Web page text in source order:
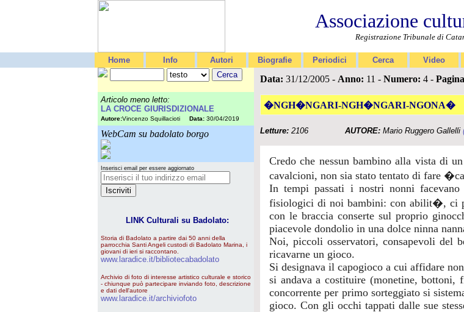
Associazione
Registrazione Tribunale di
Home Info Autori Biografie Periodici Cerca Video
Articolo meno letto:
LA CROCE GIURISDIZIONALE
Autore:Vincenzo Squillacioti Data: 30/04/2019
WebCam su badolato borgo
Inserisci email per essere aggiornato
LINK Culturali su Badolato:
Storia di Badolato a partire dai 50 anni della
parrocchia Santi Angeli custodi di Badolato Marina, i
giovani di ieri si raccontano.
www.laradice.it/bibliotecabadolato
Archivio di foto di interesse artistico culturale e storico
- chiunque può partecipare inviando foto, descrizione
e dati dell'autore
www.laradice.it/archiviofoto
Data: 31/12/2005 - Anno: 11 - Numero: 4 -
�NGH�NGARI-NGH�NGARI-NGONA�
Letture: 2106 AUTORE: Mario Ruggero Gallelli
Credo che nessun bambino alla vista di
cavalcioni, non sia stato tentato di fare
In tempi passati i nostri nonni
fisiologici di noi bambini: con abilit�, ci
con le braccia conserte sul proprio
piacevole dondolio in una dolce ninna
Noi, piccoli osservatori, consapevoli del
ricavarne un gioco.
Si designava il capogioco a cui affidare
si andava a costituire (monetine,
concorrente per primo sorteggiato si
gioco. Con gli occhi tappati dalle sue